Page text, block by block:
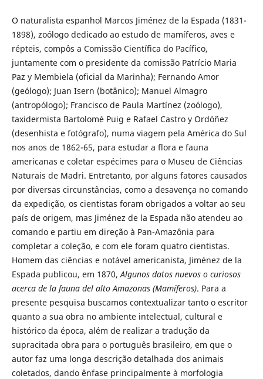
O naturalista espanhol Marcos Jiménez de la Espada (1831-
1898), zoólogo dedicado ao estudo de mamíferos, aves e
répteis, compôs a Comissão Científica do Pacífico,
juntamente com o presidente da comissão Patrício Maria
Paz y Membiela (oficial da Marinha); Fernando Amor
(geólogo); Juan Isern (botânico); Manuel Almagro
(antropólogo); Francisco de Paula Martínez (zoólogo),
taxidermista Bartolomé Puig e Rafael Castro y Ordóñez
(desenhista e fotógrafo), numa viagem pela América do Sul
nos anos de 1862-65, para estudar a flora e fauna
americanas e coletar espécimes para o Museu de Ciências
Naturais de Madri. Entretanto, por alguns fatores causados
por diversas circunstâncias, como a desavença no comando
da expedição, os cientistas foram obrigados a voltar ao seu
país de origem, mas Jiménez de la Espada não atendeu ao
comando e partiu em direção à Pan-Amazônia para
completar a coleção, e com ele foram quatro cientistas.
Homem das ciências e notável americanista, Jiménez de la
Espada publicou, em 1870, Algunos datos nuevos o curiosos
acerca de la fauna del alto Amazonas (Mamíferos). Para a
presente pesquisa buscamos contextualizar tanto o escritor
quanto a sua obra no ambiente intelectual, cultural e
histórico da época, além de realizar a tradução da
supracitada obra para o português brasileiro, em que o
autor faz uma longa descrição detalhada dos animais
coletados, dando ênfase principalmente à morfologia